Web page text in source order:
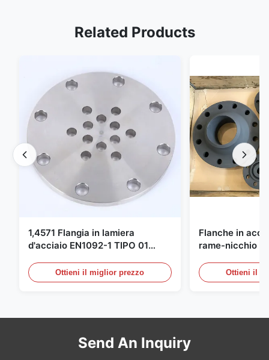
Related Products
1,4571 Flangia in lamiera
d'acciaio EN1092-1 TIPO 01
Ottieni il miglior prezzo
Flanche in
rame-nicchio
carbonioOttieni il
Send An Inquiry